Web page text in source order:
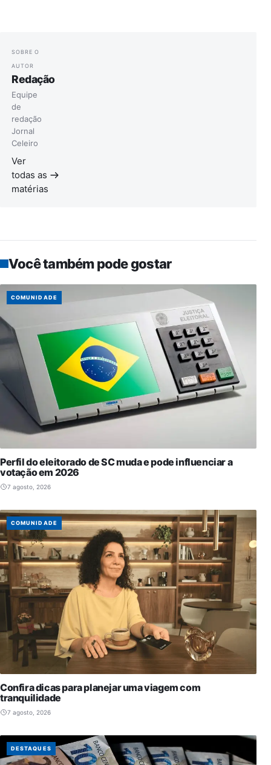
SOBRE O
AUTOR
Redação
Equipe
de
redação
Jornal
Celeiro
Ver
todas as
matérias
Você também pode gostar
COMUNIDADE
Perfil do eleitorado de SC muda e pode influenciar a
votação em 2026
7 agosto, 2026
COMUNIDADE
Confira dicas para planejar uma viagem com
tranquilidade
7 agosto, 2026
DESTAQUES